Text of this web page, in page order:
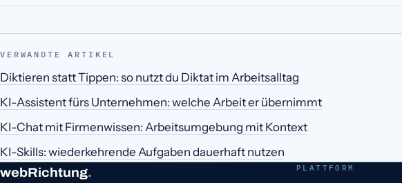
VERWANDTE ARTIKEL
Diktieren statt Tippen: so nutzt du Diktat im Arbeitsalltag
KI-Assistent fürs Unternehmen: welche Arbeit er übernimmt
KI-Chat mit Firmenwissen: Arbeitsumgebung mit Kontext
KI-Skills: wiederkehrende Aufgaben dauerhaft nutzen
webRichtung. PLATTFORM